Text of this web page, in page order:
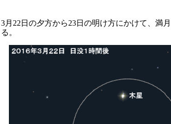
3月22日の夕方から23日の明け方にかけて、満
る。